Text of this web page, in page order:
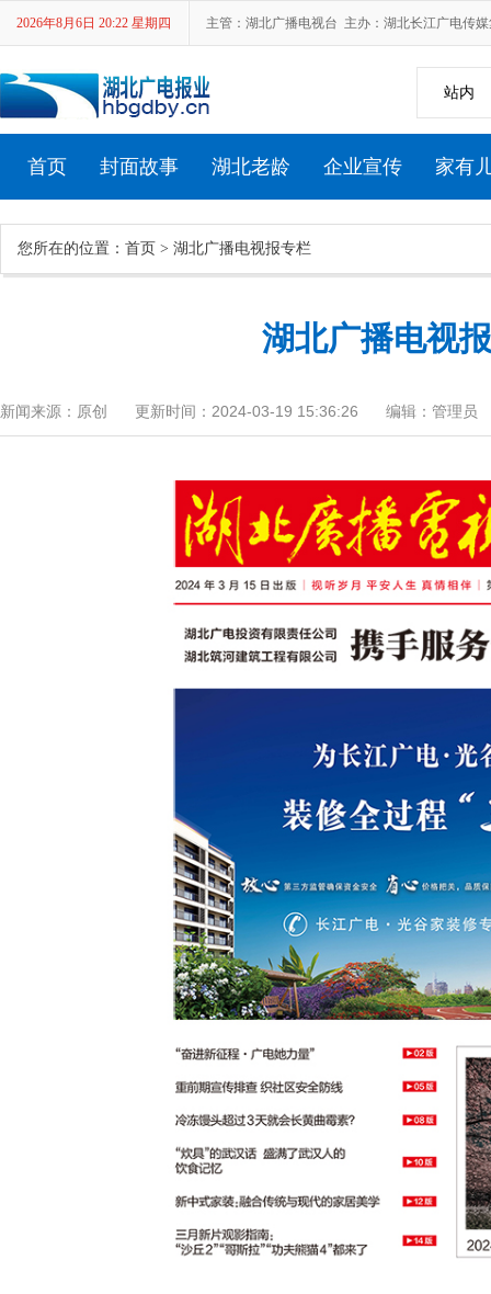
2026年8月6日 20:22 星期四 主管：湖北广播电视台 主办：湖北长江广电传
站内
首页 封面故事 湖北老龄 企业宣传 家有
您所在的位置： 首页 > 湖北广播电视报专栏
湖北广播电视
新闻来源：原创 更新时间：2024-03-19 15:36:26 编辑：管理员